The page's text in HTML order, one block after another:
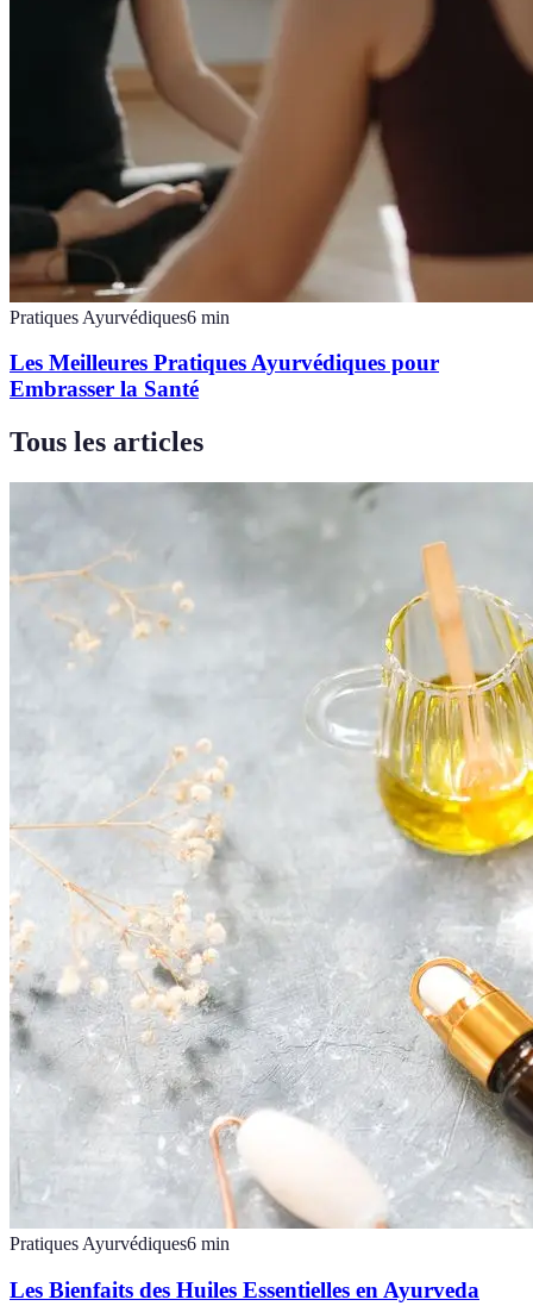
Pratiques Ayurvédiques6 min
Les Meilleures Pratiques Ayurvédiques pour
Embrasser la Santé
Tous les articles
Pratiques Ayurvédiques6 min
Les Bienfaits des Huiles Essentielles en Ayurveda